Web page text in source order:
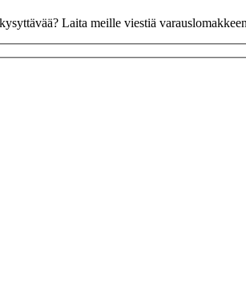
Laita meille viestiä